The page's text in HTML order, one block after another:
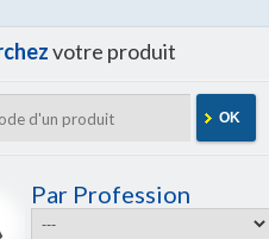
votre produit
OK
Par Profession